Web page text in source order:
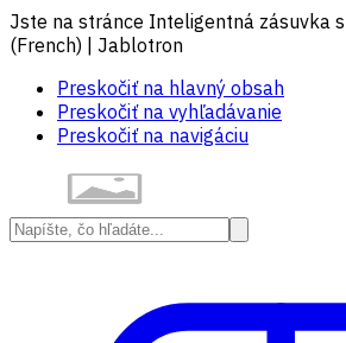
Jste na stránce Inteligentná zásuvka
(French) | Jablotron
Preskočiť na hlavný obsah
Preskočiť na vyhľadávanie
Preskočiť na navigáciu